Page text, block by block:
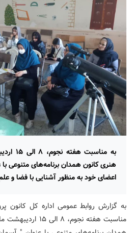
به
هنری کانون همدان برنامه‌های متنوعی
اعضای خود به منظور آشنایی با فضا و علم
به گزارش روابط عمومی اداره کل کانون
مناسبت هفته نجوم،